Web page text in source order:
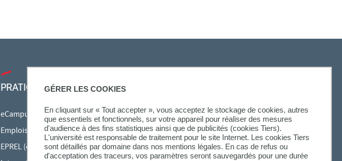
GÉRER LES COOKIES
En cliquant sur « Tout accepter », vous acceptez le stockage de cookies, autres
que essentiels et fonctionnels, sur votre appareil pour réaliser des mesures
d'audience à des fins statistiques ainsi que de publicités (cookies Tiers).
L'université est responsable de traitement pour le site Internet. Les cookies Tiers
sont détaillés par domaine dans nos mentions légales. En cas de refus ou
d'acceptation des traceurs, vos paramètres seront sauvegardés pour une durée
PRATIQUE
eCampus
Emplois du temps en ligne
EPREL (cours en ligne)